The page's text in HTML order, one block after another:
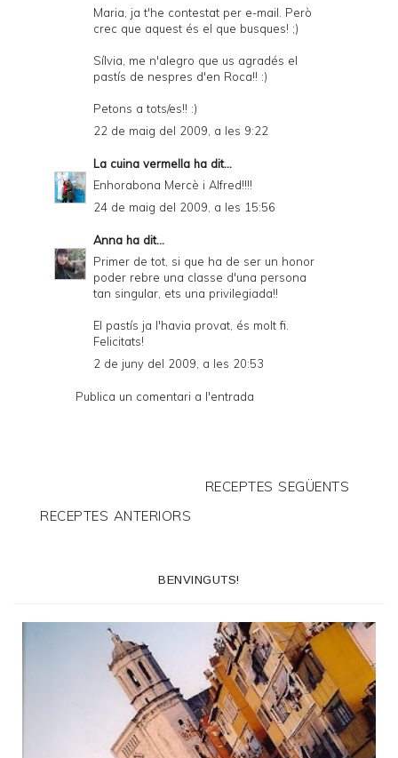
Maria, ja t'he contestat per e-mail. Però
crec que aquest és el que busques! ;)
Sílvia, me n'alegro que us agradés el
pastís de nespres d'en Roca!! :)
Petons a tots/es!! :)
22 de maig del 2009, a les 9:22
La cuina vermella ha dit...
Enhorabona Mercè i Alfred!!!!
24 de maig del 2009, a les 15:56
Anna ha dit...
Primer de tot, si que ha de ser un honor
poder rebre una classe d'una persona
tan singular, ets una privilegiada!!
El pastís ja l'havia provat, és molt fi.
Felicitats!
2 de juny del 2009, a les 20:53
Publica un comentari a l'entrada
RECEPTES SEGÜENTS
RECEPTES ANTERIORS
BENVINGUTS!